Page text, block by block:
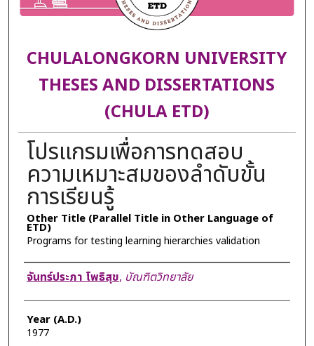
CHULALONGKORN UNIVERSITY
THESES AND DISSERTATIONS
(CHULA ETD)
โปรแกรมเพื่อการทดสอบ
ความเหมาะสมของลำดับขั้น
การเรียนรู้
Other Title (Parallel Title in Other Language of
ETD)
Programs for testing learning hierarchies validation
Author
จันทร์ประภา โพธิสุข, บัณฑิตวิทยาลัย
Year (A.D.)
1977